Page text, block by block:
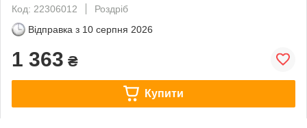
Код: 22306012
Роздріб
Відправка з 10 серпня 2026
1 363 ₴
Купити